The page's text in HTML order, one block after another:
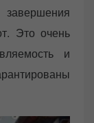
Это очень
и